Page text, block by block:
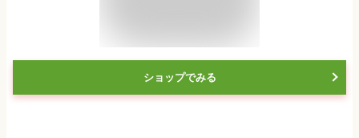
ショップでみる